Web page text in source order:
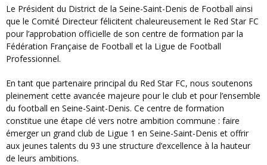
Le Président du District de la Seine-Saint-Denis de Football ainsi
que le Comité Directeur félicitent chaleureusement le Red Star FC
pour l’approbation officielle de son centre de formation par la
Fédération Française de Football et la Ligue de Football
Professionnel.
En tant que partenaire principal du Red Star FC, nous soutenons
pleinement cette avancée majeure pour le club et pour l’ensemble
du football en Seine-Saint-Denis. Ce centre de formation
constitue une étape clé vers notre ambition commune : faire
émerger un grand club de Ligue 1 en Seine-Saint-Denis et offrir
aux jeunes talents du 93 une structure d’excellence à la hauteur
de leurs ambitions.